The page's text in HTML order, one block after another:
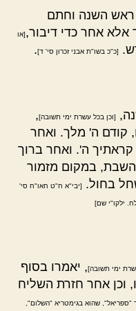
ראש השנה וחתם
אלא אחר כדי דיבור,[או
[כ"כ בשו"ת אבני זכרון סי' ד].
[וכן בכל עשרת ימי תשובה],
קודם ה' מלך. ואחר
ה'. ואחר ברוך
השבת, במקום מזמור
בחול.
[יבי"א ח"ט חאו"ח סי'
ילקו"י שם]
ימי תשובה], יאמרו בסוף
וכן אחר חזרת השליח
"ספריאל", שהוא בגימטריא "השלום",